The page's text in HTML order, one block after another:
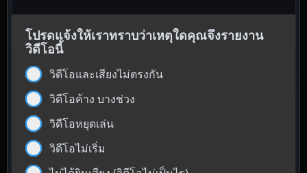
โปรดแจ้งให้เราทราบว่าเหตุใดคุณจึงรายงาน
วิดีโอนี้
วิดีโอและเสียงไม่ตรงกัน
วิดีโอค้าง บางช่วง
วิดีโอหยุดเล่น
วิดีโอไม่เริ่ม